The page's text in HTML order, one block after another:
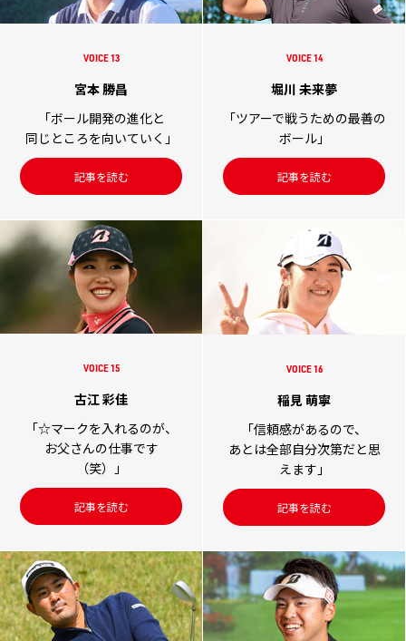
VOICE 13
宮本 勝昌
「ボール開発の進化と
同じところを向いていく」
記事を読む
VOICE 14
堀川 未来夢
「ツアーで戦うための最善の
ボール」
記事を読む
VOICE 15
古江 彩佳
「☆マークを入れるのが、
お父さんの仕事です
（笑）」
記事を読む
VOICE 16
稲見 萌寧
「信頼感があるので、
あとは全部自分次第だと思
えます」
記事を読む